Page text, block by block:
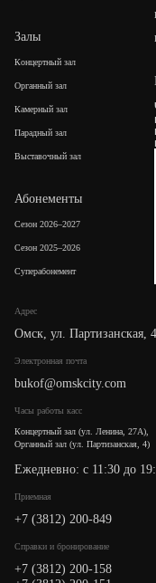
Адрес
Омск, ул. Партизанская, 4
Электронная почта
bukof@omskcity.com
Часы работы касс
Концертный зал (ул. Ленина, 27А),
Органный зал (ул. Партизанская, 4)
Ежедневно: с 11:30 до
Приемная
+7 (3812) 200-849
Cправки и бронирование
+7 (3812) 200-158
Залы
Концертный зал
Органный зал
Камерный зал
Парадный зал
Выставочный зал
Абонементы
Сезон 2026–2027
Сезон 2025–2026
Суперабонемент